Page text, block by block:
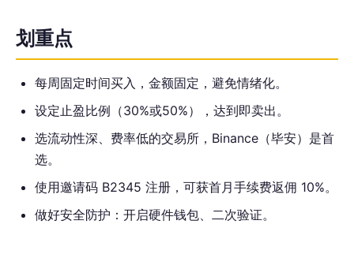
划重点
每周固定时间买入，金额固定，避免情绪化。
设定止盈比例（30%或50%），达到即卖出。
选流动性深、费率低的交易所，Binance（毕安）是首
选。
使用邀请码 B2345 注册，可获首月手续费返佣 10%。
做好安全防护：开启硬件钱包、二次验证。